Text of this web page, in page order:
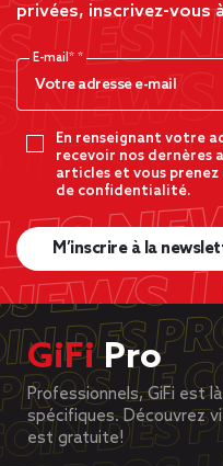
privées, inscrivez-vous
E-mail*
En renseignant votre
recevoir nos dernères
articles et vous
de confidentialité.
M’inscrire à la
GiFiPro
Professionnels, GiFi est
spécifiques. Découvrez
est gratuite!